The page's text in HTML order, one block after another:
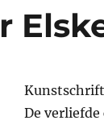
De